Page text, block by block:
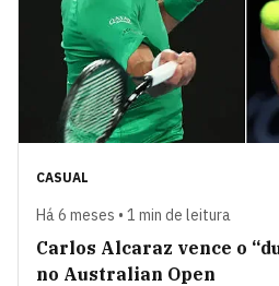
CASUAL
Há 6 meses • 1 min de leitura
Carlos Alcaraz vence o
no Australian Open